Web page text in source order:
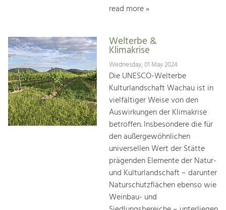
read more »
Welterbe &
Klimakrise
Wednesday, 01 May 2024
Die UNESCO-Welterbe
Kulturlandschaft Wachau ist in
vielfältiger Weise von den
Auswirkungen der Klimakrise
betroffen. Insbesondere die für
den außergewöhnlichen
universellen Wert der Stätte
prägenden Elemente der Natur-
und Kulturlandschaft – darunter
Naturschutzflächen ebenso wie
Weinbau- und